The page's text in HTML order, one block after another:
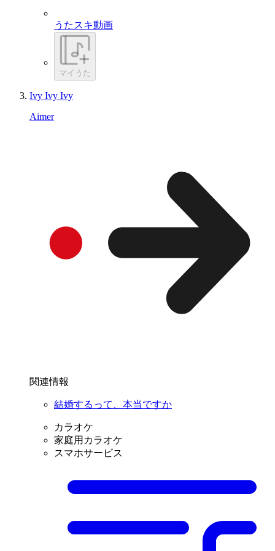
うたスキ動画
マイうた
Ivy Ivy Ivy
Aimer
関連情報
結婚するって、本当ですか
カラオケ
家庭用カラオケ
スマホサービス